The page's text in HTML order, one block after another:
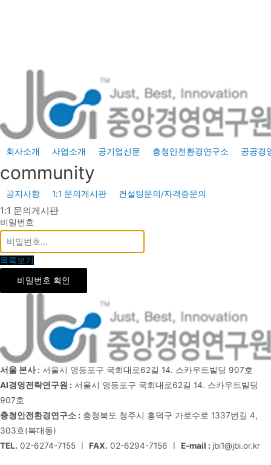
회사소개 사업소개 공기업신문 충청안전환경연구소 공공경
community
공지사항 1:1 문의게시판 컨설팅문의/자격증문의
1:1 문의게시판
비밀번호
목록보기
비밀번호 확인
서울 본사 : 서울시 영등포구 국회대로62길 14. 스카우트빌딩 907호
AI경영전략연구원 : 서울시 영등포구 국회대로62길 14. 스카우트빌딩
907호
충청안전환경연구소 : 충청북도 청주시 흥덕구 가로수로 1337번길 4,
303호(복대동)
TEL. 02-6274-7155 ㅣ FAX. 02-6294-7156 ㅣ E-mail : jbi1@jbi.or.kr